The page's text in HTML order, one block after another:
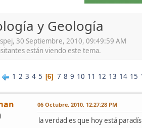
y Geología
30 Septiembre, 2010, 09:49:59 AM
están viendo este tema.
1 2 3 4 5 6 7 8 9 10 11 12 13 14 15
06 Octubre, 2010, 12:27:28 PM
la verdad es que hoy está